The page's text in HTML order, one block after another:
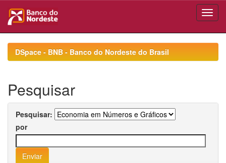
navigationDSpace - BNB - Banco do Nordeste do Brasil
Pesquisar
Pesquisar:
por